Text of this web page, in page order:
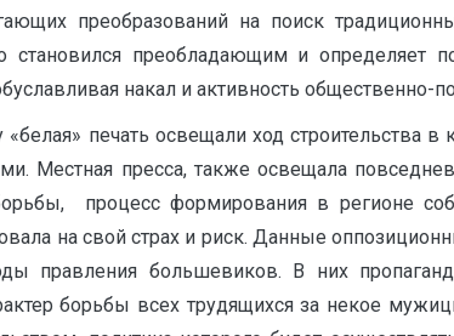
преобразований на поиск
становился преобладающим и определяет
накал и активность общественно-
печать освещали ход строительства в
Местная пресса, также освещала
процесс формирования в регионе
на свой страх и риск. Данные
правления большевиков. В них
борьбы всех трудящихся за некое